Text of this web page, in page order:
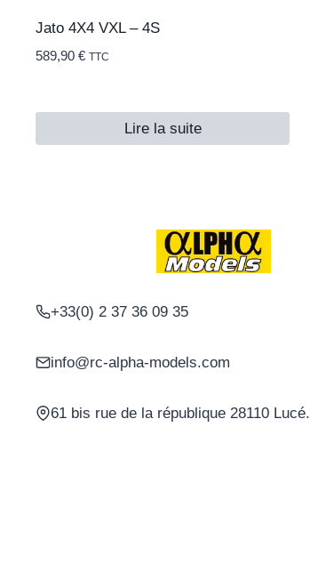
Jato 4X4 VXL – 4S
589,90 € TTC
Lire la suite
+33(0) 2 37 36 09 35
info@rc-alpha-models.com
61 bis rue de la république 28110 Lucé.